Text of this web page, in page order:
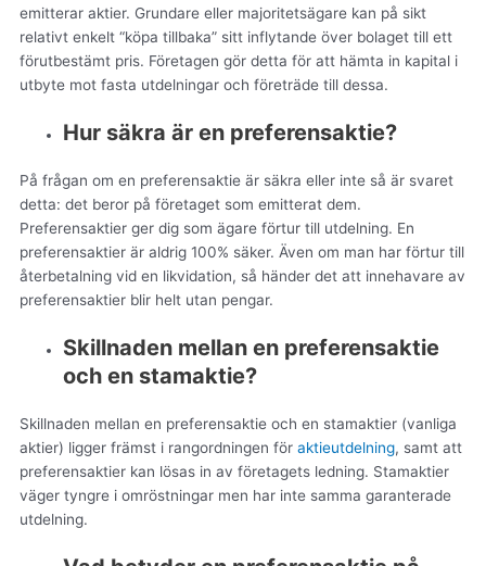
emitterar aktier. Grundare eller majoritetsägare kan på sikt
relativt enkelt “köpa tillbaka” sitt inflytande över bolaget till ett
förutbestämt pris. Företagen gör detta för att hämta in kapital i
utbyte mot fasta utdelningar och företräde till dessa.
Hur säkra är en preferensaktie?
På frågan om en preferensaktie är säkra eller inte så är svaret
detta: det beror på företaget som emitterat dem.
Preferensaktier ger dig som ägare förtur till utdelning. En
preferensaktier är aldrig 100% säker. Även om man har förtur till
återbetalning vid en likvidation, så händer det att innehavare av
preferensaktier blir helt utan pengar.
Skillnaden mellan en preferensaktie
och en stamaktie?
Skillnaden mellan en preferensaktie och en stamaktier (vanliga
aktier) ligger främst i rangordningen för aktieutdelning, samt att
preferensaktier kan lösas in av företagets ledning. Stamaktier
väger tyngre i omröstningar men har inte samma garanterade
utdelning.